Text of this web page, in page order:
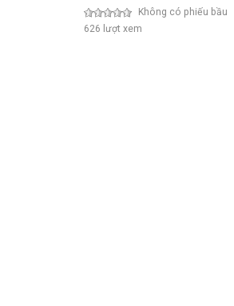
Không có phiếu bầu
626 lượt xem